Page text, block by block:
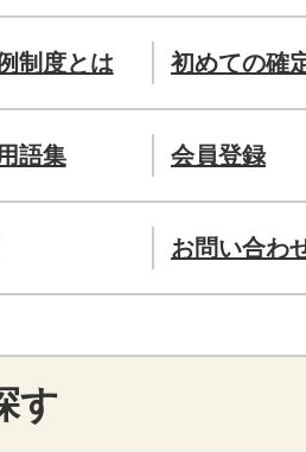
制度とは 初めての確
語集 会員登録
お問い合わ
す